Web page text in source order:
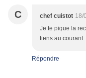
C chef cuistot 18/
Je te pique la
tiens au courant
Répondre